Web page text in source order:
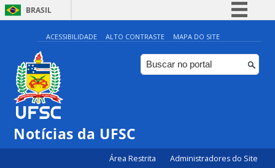
BRASIL
Simplifique!
Comunica BR
Participe
ACESSIBILIDADE ALTO CONTRASTE MAPA DO SITE
Notícias da UFSC
Área Restrita Administradores do Site